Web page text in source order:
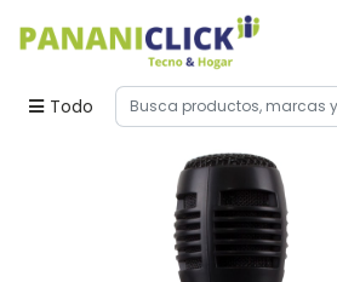
Todo